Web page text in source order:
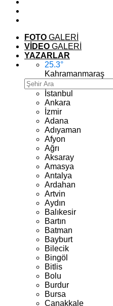
FOTO GALERİ
VİDEO GALERİ
YAZARLAR
25.3°
Kahramanmaraş
İstanbul
Ankara
İzmir
Adana
Adıyaman
Afyon
Ağrı
Aksaray
Amasya
Antalya
Ardahan
Artvin
Aydın
Balıkesir
Bartın
Batman
Bayburt
Bilecik
Bingöl
Bitlis
Bolu
Burdur
Bursa
Çanakkale